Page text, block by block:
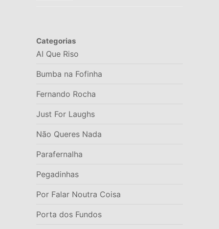
Categorias
AI Que Riso
Bumba na Fofinha
Fernando Rocha
Just For Laughs
Não Queres Nada
Parafernalha
Pegadinhas
Por Falar Noutra Coisa
Porta dos Fundos